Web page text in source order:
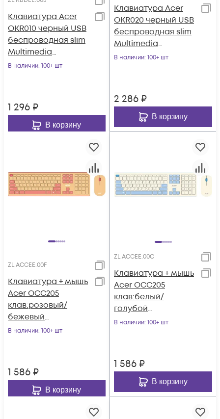
Клавиатура Acer
OKR010 черный USB
беспроводная slim
Multimedia
(ZL.KBDEE.003)
В наличии: 100+ шт
1 296 ₽
В корзину
Клавиатура Acer
OKR020 черный USB
беспроводная slim
Multimedia
(ZL.KBDEE.004)
В наличии: 100+ шт
2 286 ₽
В корзину
ZL.ACCEE.00F
Клавиатура + мышь
Acer OCC205
клав:розовый/
бежевый
мышь:розовый/
В наличии: 100+ шт
1 586 ₽
В корзину
ZL.ACCEE.00C
Клавиатура + мышь
Acer OCC205
клав:белый/
голубой
мышь:белый/
В наличии: 100+ шт
1 586 ₽
В корзину